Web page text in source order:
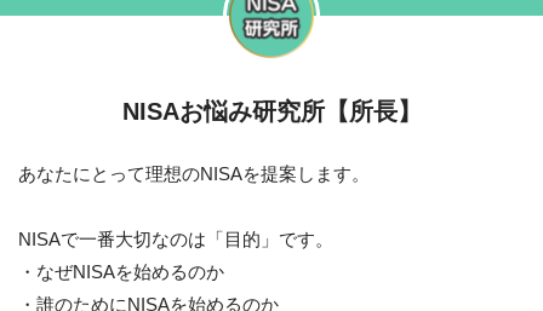
NISAお悩み研究所【所長】
あなたにとって理想のNISAを提案します。
NISAで一番大切なのは「目的」です。
・なぜNISAを始めるのか
・誰のためにNISAを始めるのか